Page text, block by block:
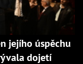
jejího úspěchu
dojetí